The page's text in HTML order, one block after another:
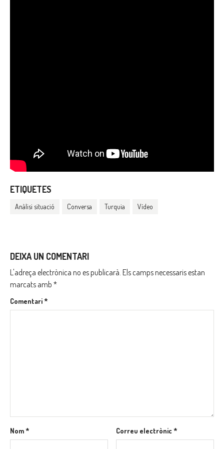
ETIQUETES
Anàlisi situació Conversa Turquia Vídeo
DEIXA UN COMENTARI
L'adreça electrònica no es publicarà. Els camps necessaris estan
marcats amb *
Comentari*
Nom* Correu electrònic*